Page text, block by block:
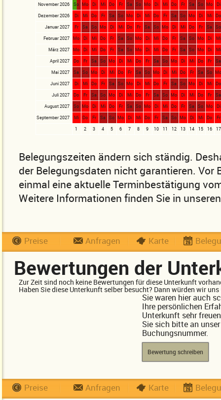
November 2026
So Mo Di Mi Do Fr Sa So Mo Di Mi Do Fr Sa So Mo
Di
Dezember 2026
Di Mi Do Fr Sa So Mo Di Mi Do Fr Sa So Mo Di Mi Do
Januar 2027
Fr Sa So Mo Di Mi Do Fr Sa So Mo Di Mi Do Fr Sa So
Februar 2027 Mo Di Mi Do Fr Sa So Mo Di Mi Do Fr Sa So Mo Di
Mi
März 2027 Mo Di Mi Do Fr Sa So Mo Di Mi Do Fr Sa So Mo Di
Mi
April 2027
Do Fr Sa So Mo Di Mi Do Fr Sa So Mo Di Mi Do Fr
Sa
Mai 2027
Sa So Mo Di Mi Do Fr Sa So Mo Di Mi Do Fr Sa So
Juni 2027
Di Mi Do Fr Sa So Mo Di Mi Do Fr Sa So Mo Di Mi Do
Juli 2027
Do Fr Sa So Mo Di Mi Do Fr Sa So Mo Di Mi Do Fr
Sa
August 2027
So Mo Di Mi Do Fr Sa So Mo Di Mi Do Fr Sa So Mo
Di
September 2027
Mi Do Fr Sa So Mo Di Mi Do Fr Sa So Mo Di Mi Do
Fr
1
2 3 4 5 6 7 8 9 10 11 12 13 14 15 16 17
Belegungszeiten ändern sich ständig.
der Belegungsdaten nicht garantieren. Vor
einmal eine aktuelle Terminbestätigung
Weitere Informationen finden Sie in
Preise Anfragen Karte
Bewertungen der
Zur Zeit sind noch keine Bewertungen für diese Unterkunft
Haben Sie diese Unterkunft selber besucht? Dann würden wir
Sie waren hier auch
Ihre persönlichen
Unterkunft sehr
Sie sich bitte an
Buchungsnummer.
Bewertung schreiben
Preise Anfragen Karte